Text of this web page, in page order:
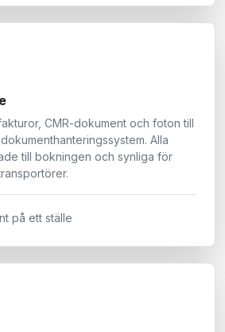
CMR-dokument och foton till
Alla
till bokningen och synliga för
på ett ställe